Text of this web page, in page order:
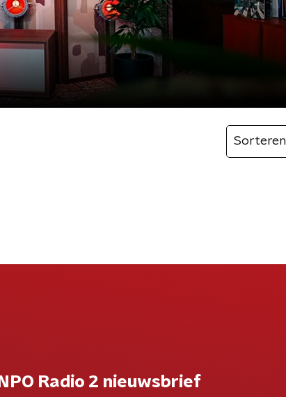
Sorteren
NPO Radio 2 nieuwsbrief